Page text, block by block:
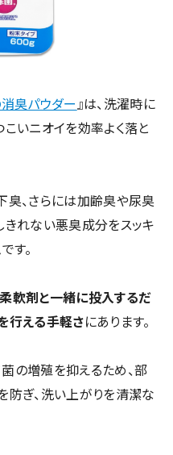
臭パウダー 』は、洗濯時に
いニオイを効率よく落と
臭、さらには加齢臭や尿臭
きれない悪臭成分をスッキ
す。
軟剤と一緒に投入するだ
行える手軽さにあります。
の増殖を抑えるため、部
防ぎ、洗い上がりを清潔な